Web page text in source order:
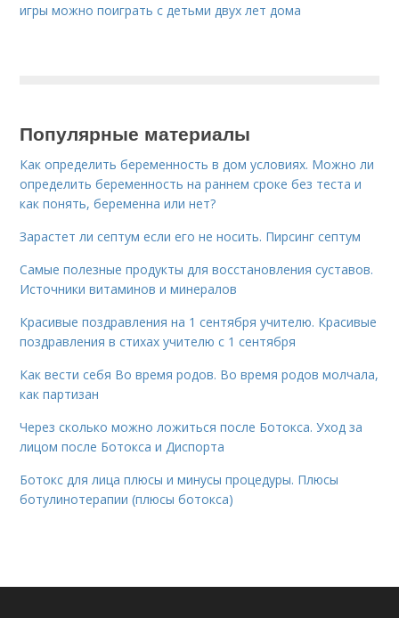
игры можно поиграть с детьми двух лет дома
Популярные материалы
Как определить беременность в дом условиях. Можно ли
определить беременность на раннем сроке без теста и
как понять, беременна или нет?
Зарастет ли септум если его не носить. Пирсинг септум
Самые полезные продукты для восстановления суставов.
Источники витаминов и минералов
Красивые поздравления на 1 сентября учителю. Красивые
поздравления в стихах учителю с 1 сентября
Как вести себя Во время родов. Во время родов молчала,
как партизан
Через сколько можно ложиться после Ботокса. Уход за
лицом после Ботокса и Диспорта
Ботокс для лица плюсы и минусы процедуры. Плюсы
ботулинотерапии (плюсы ботокса)